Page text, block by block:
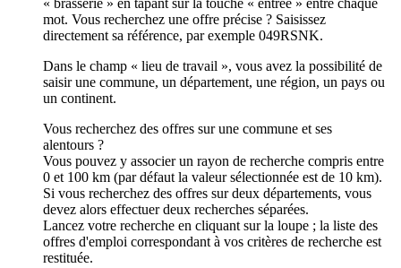
mot. Vous recherchez une offre précise ? Saisissez
directement sa référence, par exemple 049RSNK.
Dans le champ « lieu de travail », vous avez la possibilité de
saisir une commune, un département, une région, un pays ou
un continent.
Vous recherchez des offres sur une commune et ses
alentours ?
Vous pouvez y associer un rayon de recherche compris entre
0 et 100 km (par défaut la valeur sélectionnée est de 10 km).
Si vous recherchez des offres sur deux départements, vous
devez alors effectuer deux recherches séparées.
Lancez votre recherche en cliquant sur la loupe ; la liste des
offres d'emploi correspondant à vos critères de recherche est
restituée.